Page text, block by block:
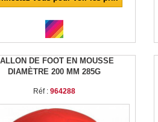
DE FOOT EN MOUSSE
DIAMÈTRE 200 MM 285G
Réf : 964288